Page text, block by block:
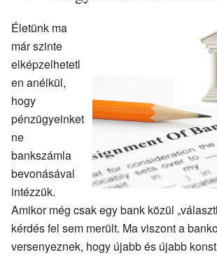
Életünk ma
már szinte
elképzelhetetl
en anélkül,
hogy
pénzügyeinket
ne
bankszámla
bevonásával
intézzük.
Amikor még csak egy bank közül
kérdés fel sem merült. Ma viszont a
versenyeznek, hogy újabb és újabb